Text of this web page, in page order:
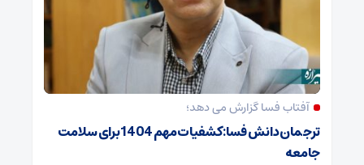
آفتاب فسا گزارش می دهد؛
ترجمان دانش فسا: کشفیات مهم 1404 برای سلامت
جامعه